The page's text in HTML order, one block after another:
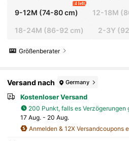
9-12M (74-80 cm)
4 left
12-18M
18-24M (86-92 cm) 2-3Y
Größenberater
Versand nach Germany
Kostenloser Versand
200 Punkt, falls es Verzögerungen
17 Aug. - 20 Aug.
Anmelden & 12X Versandcoupons